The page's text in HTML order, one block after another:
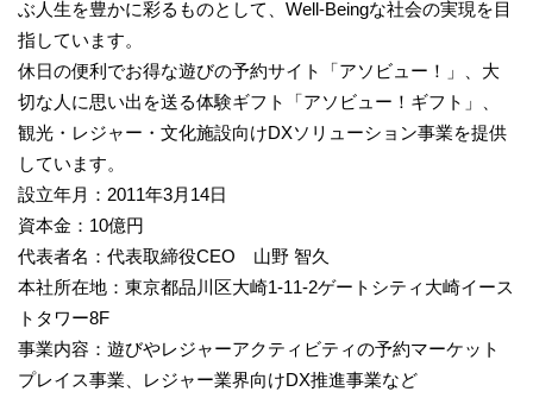
ぶ人生を豊かに彩るものとして、Well-Beingな社会の実現を目
指しています。
休日の便利でお得な遊びの予約サイト「アソビュー！」、大
切な人に思い出を送る体験ギフト「アソビュー！ギフト」、
観光・レジャー・文化施設向けDXソリューション事業を提供
しています。
設立年月：2011年3月14日
資本金：10億円
代表者名：代表取締役CEO 山野 智久
本社所在地：東京都品川区大崎1-11-2ゲートシティ大崎イース
トタワー8F
事業内容：遊びやレジャーアクティビティの予約マーケット
プレイス事業、レジャー業界向けDX推進事業など